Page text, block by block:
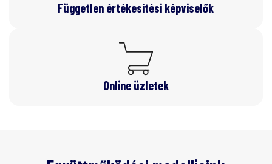
Független értékesítési képviselők
Online üzletek